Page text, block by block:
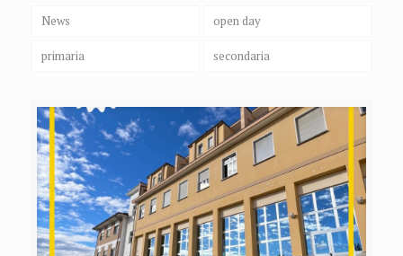
News open day
primaria secondaria